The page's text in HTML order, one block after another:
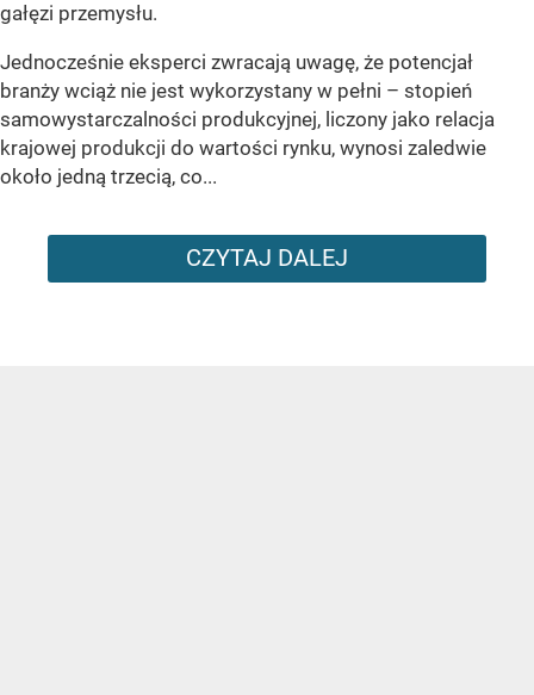
gałęzi przemysłu.
Jednocześnie eksperci zwracają uwagę, że potencjał
branży wciąż nie jest wykorzystany w pełni – stopień
samowystarczalności produkcyjnej, liczony jako relacja
krajowej produkcji do wartości rynku, wynosi zaledwie
około jedną trzecią, co...
CZYTAJ DALEJ